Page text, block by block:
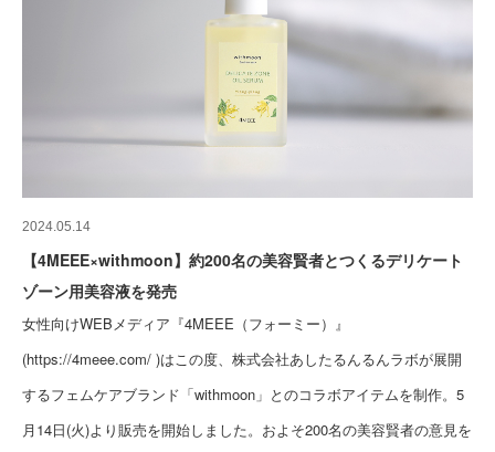
2024.05.14
【4MEEE×withmoon】約200名の美容賢者とつくるデリケート
ゾーン用美容液を発売
女性向けWEBメディア『4MEEE（フォーミー）』
(https://4meee.com/ )はこの度、株式会社あしたるんるんラボが展開
するフェムケアブランド「withmoon」とのコラボアイテムを制作。5
月14日(火)より販売を開始しました。およそ200名の美容賢者の意見を